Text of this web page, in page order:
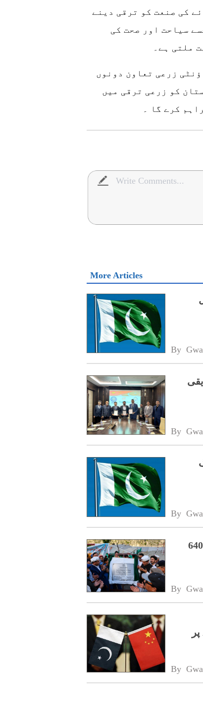
کی صنعت کو ترقی دینے
سیاحت اور صحت کی
ملتی ہے۔
زرعی تعاون دونوں
کو زرعی ترقی میں
کرے گا ۔
More Articles
By
By
By
داسو،سیو گاؤں میں اسکولوں کی تعمیر کا آغاز، 640
By
By